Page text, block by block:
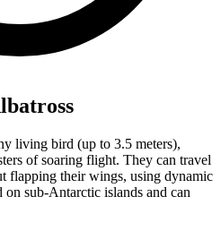
living bird (up to 3.5 meters),
of soaring flight. They can travel
flapping their wings, using dynamic
sub-Antarctic islands and can